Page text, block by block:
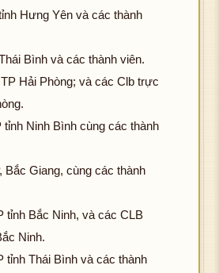
Hưng Yên và các thành
Bình và các thành viên.
Hải Phòng; và các Clb trực
Ninh Bình cùng các thành
Bắc Giang, cùng các thành
tỉnh Bắc Ninh, và các CLB
Ninh.
tỉnh Thái Bình và các thành